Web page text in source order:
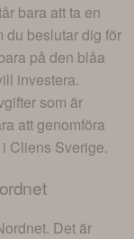
bara att ta en
du beslutar dig för
på den blåa
investera.
som är
att genomföra
Cliens Sverige.
Det är